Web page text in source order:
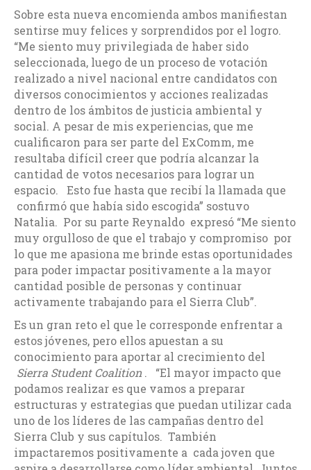
Sobre esta nueva encomienda ambos manifiestan
sentirse muy felices y sorprendidos por el logro.
“Me siento muy privilegiada de haber sido
seleccionada, luego de un proceso de votación
realizado a nivel nacional entre candidatos con
diversos conocimientos y acciones realizadas
dentro de los ámbitos de justicia ambiental y
social. A pesar de mis experiencias, que me
cualificaron para ser parte del ExComm, me
resultaba difícil creer que podría alcanzar la
cantidad de votos necesarios para lograr un
espacio. Esto fue hasta que recibí la llamada que
confirmó que había sido escogida” sostuvo
Natalia. Por su parte Reynaldo expresó “Me siento
muy orgulloso de que el trabajo y compromiso por
lo que me apasiona me brinde estas oportunidades
para poder impactar positivamente a la mayor
cantidad posible de personas y continuar
activamente trabajando para el Sierra Club”.
Es un gran reto el que le corresponde enfrentar a
estos jóvenes, pero ellos apuestan a su
conocimiento para aportar al crecimiento del
Sierra Student Coalition. “El mayor impacto que
podamos realizar es que vamos a preparar
estructuras y estrategias que puedan utilizar cada
uno de los líderes de las campañas dentro del
Sierra Club y sus capítulos. También
impactaremos positivamente a cada joven que